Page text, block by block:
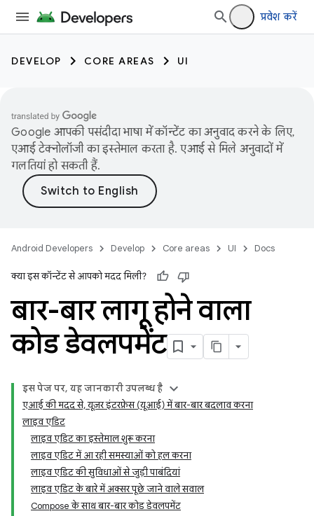
प्रवेश करें
DEVELOP CORE AREAS UI
Google आपकी पसंदीदा भाषा में कॉन्टेंट का अनुवाद करने के लिए,
एआई टेक्नोलॉजी का इस्तेमाल करता है. एआई से मिले अनुवादों में
गलतियां हो सकती हैं.
Android Developers Develop Core areas UI Docs
क्या इस कॉन्टेंट से आपको मदद मिली?
बार-बार लागू होने वाला
कोड डेवलपमेंट
इस पेज पर, यह जानकारी उपलब्ध है
एआई की मदद से, यूज़र इंटरफ़ेस (यूआई) में बार-बार बदलाव करना
लाइव एडिट
लाइव एडिट का इस्तेमाल शुरू करना
लाइव एडिट में आ रही समस्याओं को हल करना
लाइव एडिट की सुविधाओं से जुड़ी पाबंदियां
लाइव एडिट के बारे में अक्सर पूछे जाने वाले सवाल
Compose के साथ बार-बार कोड डेवलपमेंट